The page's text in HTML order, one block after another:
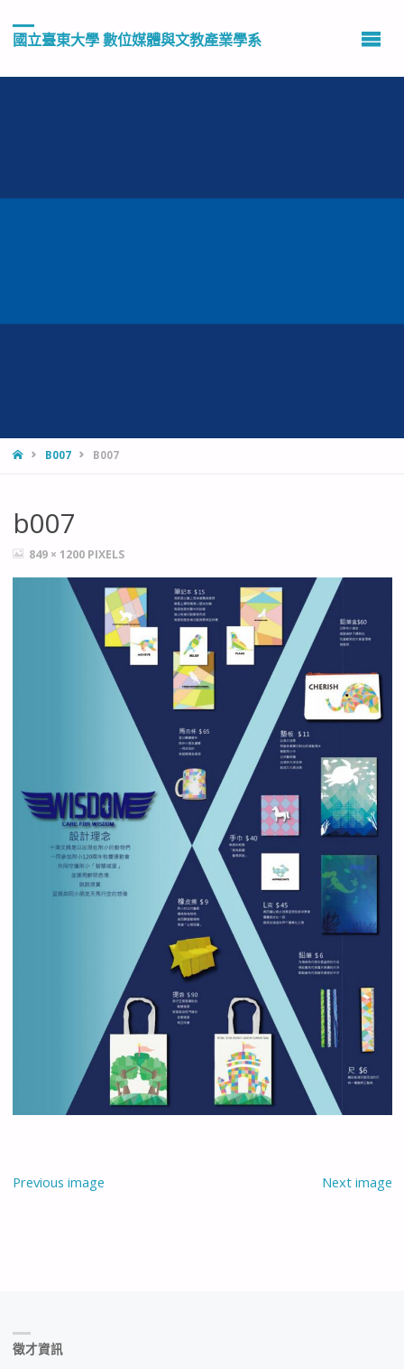
國立臺東大學 數位媒體與文教產業學系
HOMEB007 B007
b007
FULL849 × 1200 PIXELS
Previous image Next image
徵才資訊